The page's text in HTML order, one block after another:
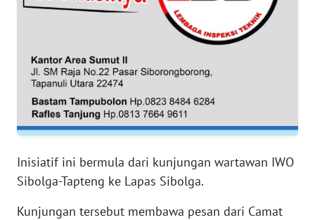
Inisiatif ini bermula dari kunjungan wartawan IWO
Sibolga-Tapteng ke Lapas Sibolga.
Kunjungan tersebut membawa pesan dari Camat
WN
WN
PAPUA
WN
PAPUA
WN